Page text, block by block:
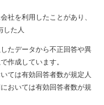
社を利用したことがあり、
した人
たデータから不正回答や異
作成しています。
ては有効回答者数が規定人
おいては有効回答者数が規